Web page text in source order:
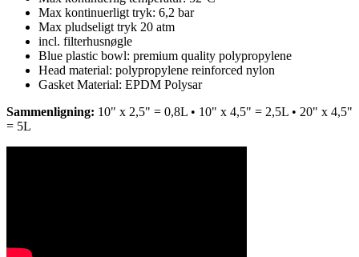
Max kontinuerligt tryk: 6,2 bar
Max pludseligt tryk 20 atm
incl. filterhusnøgle
Blue plastic bowl: premium quality polypropylene
Head material: polypropylene reinforced nylon
Gasket Material: EPDM Polysar
Sammenligning: 10" x 2,5" = 0,8L • 10" x 4,5" = 2,5L • 20" x 4,5"
= 5L